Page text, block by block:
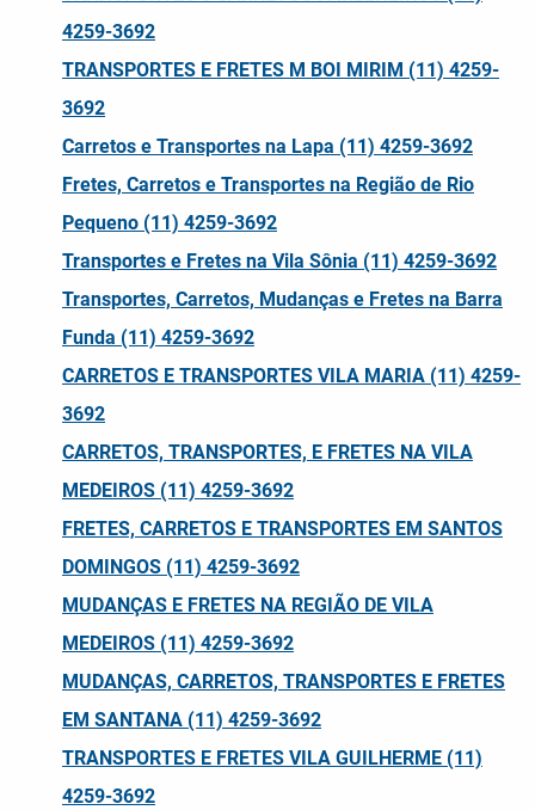
4259-3692
TRANSPORTES E FRETES M BOI MIRIM (11) 4259-
3692
Carretos e Transportes na Lapa (11) 4259-3692
Fretes, Carretos e Transportes na Região de Rio
Pequeno (11) 4259-3692
Transportes e Fretes na Vila Sônia (11) 4259-3692
Transportes, Carretos, Mudanças e Fretes na Barra
Funda (11) 4259-3692
CARRETOS E TRANSPORTES VILA MARIA (11) 4259-
3692
CARRETOS, TRANSPORTES, E FRETES NA VILA
MEDEIROS (11) 4259-3692
FRETES, CARRETOS E TRANSPORTES EM SANTOS
DOMINGOS (11) 4259-3692
MUDANÇAS E FRETES NA REGIÃO DE VILA
MEDEIROS (11) 4259-3692
MUDANÇAS, CARRETOS, TRANSPORTES E FRETES
EM SANTANA (11) 4259-3692
TRANSPORTES E FRETES VILA GUILHERME (11)
4259-3692